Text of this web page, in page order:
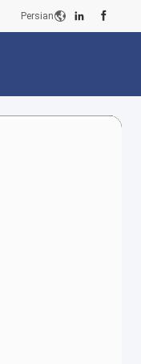
Persian